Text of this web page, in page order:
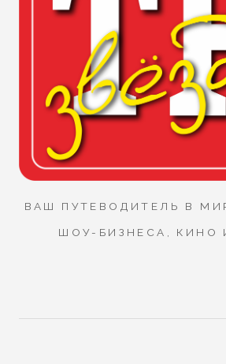
ВАШ ПУТЕВОДИТЕЛЬ В
ШОУ-БИЗНЕСА, КИНО